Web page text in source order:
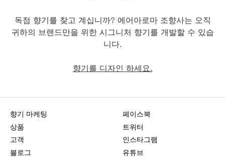
독점 향기를 찾고 계십니까? 에어아로마 조향사는 오직
귀하의 브랜드만을 위한 시그니처 향기를 개발할 수 있습
니다.
향기를 디자인 하세요.
향기 마케팅
상품
고객
블로그
페이스북
트위터
인스타그램
유튜브